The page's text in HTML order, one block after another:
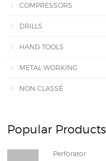
COMPRESSORS
DRILLS
HAND TOOLS
METAL WORKING
NON CLASSÉ
Popular Products
Perforator